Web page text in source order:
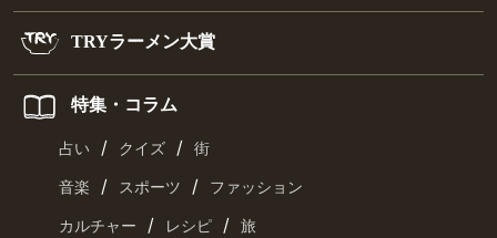
TRYラーメン大賞
特集・コラム
占い / クイズ / 街
音楽 / スポーツ / ファッション
カルチャー / レシピ / 旅